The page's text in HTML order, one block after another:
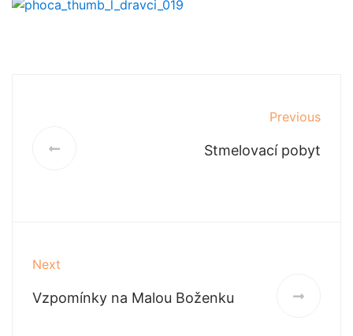
Previous
Stmelovací pobyt
Next
Vzpomínky na Malou Boženku